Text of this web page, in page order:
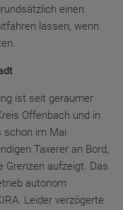
einen
lassen, wenn
ist seit geraumer
Offenbach und in
schon im Mai
Taxerer an Bord,
Grenzen aufzeigt. Das
autonom
Leider verzögerte